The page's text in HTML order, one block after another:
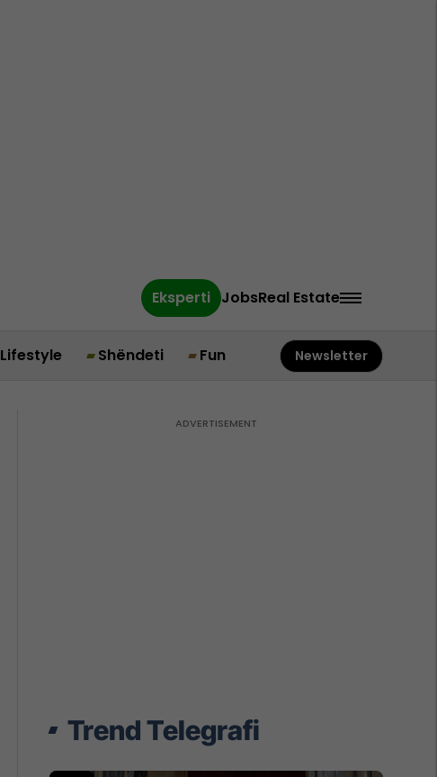
Eksperti JobsReal Estate
Lifestyle Shëndeti Fun Newsletter
Trend Telegrafi